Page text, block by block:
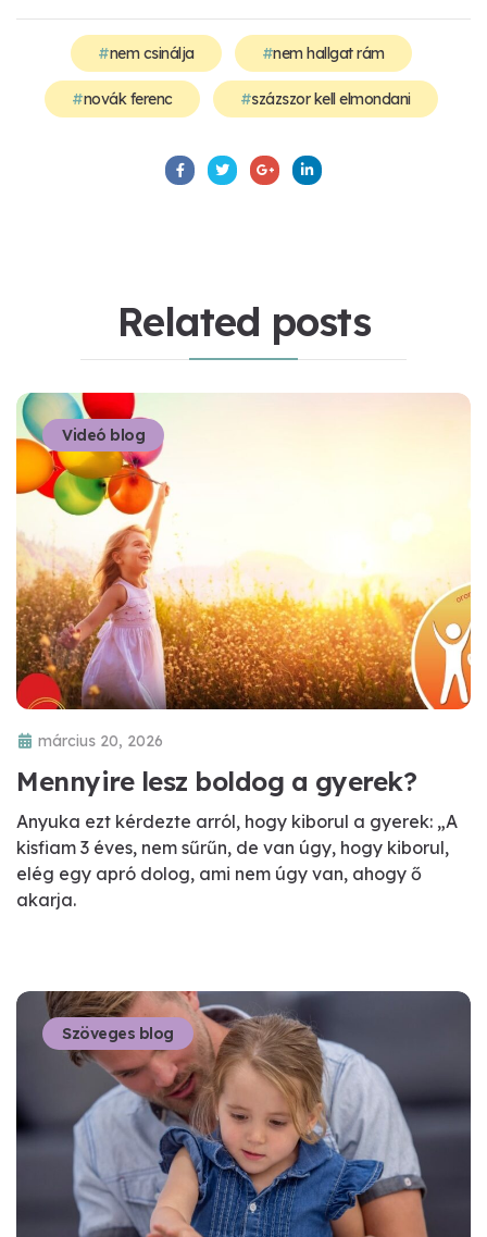
nem csinálja nem hallgat rám
novák ferenc százszor kell elmondani
Related posts
Videó blog
március 20, 2026
Mennyire lesz boldog a gyerek?
Anyuka ezt kérdezte arról, hogy kiborul a gyerek: „A
kisfiam 3 éves, nem sűrűn, de van úgy, hogy kiborul,
elég egy apró dolog, ami nem úgy van, ahogy ő
akarja.
Szöveges blog